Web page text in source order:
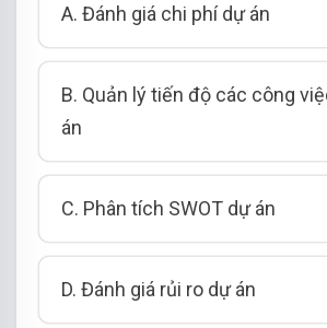
A. Đánh giá chi phí dự án
B. Quản lý tiến độ các công
án
C. Phân tích SWOT dự án
D. Đánh giá rủi ro dự án